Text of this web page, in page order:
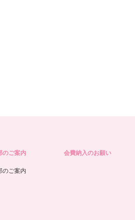
のご案内
のご案内
会費納入のお願い